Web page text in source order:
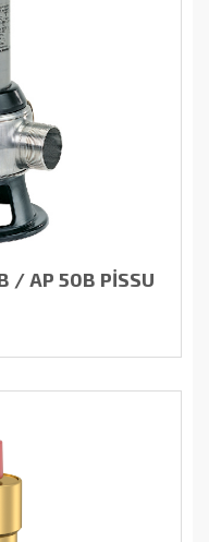
/ AP 50B PİSSU